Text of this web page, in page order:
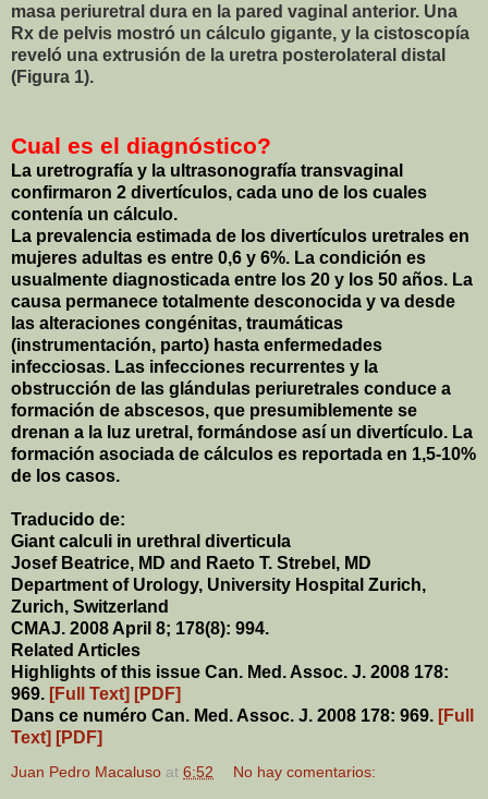
masa periuretral dura en la pared vaginal anterior. Una
Rx de pelvis mostró un cálculo gigante, y la cistoscopía
reveló una extrusión de la uretra posterolateral distal
(Figura 1).
Cual es el diagnóstico?
La uretrografía y la ultrasonografía transvaginal
confirmaron 2 divertículos, cada uno de los cuales
contenía un cálculo.
La prevalencia estimada de los divertículos uretrales en
mujeres adultas es entre 0,6 y 6%. La condición es
usualmente diagnosticada entre los 20 y los 50 años. La
causa permanece totalmente desconocida y va desde
las alteraciones congénitas, traumáticas
(instrumentación, parto) hasta enfermedades
infecciosas. Las infecciones recurrentes y la
obstrucción de las glándulas periuretrales conduce a
formación de abscesos, que presumiblemente se
drenan a la luz uretral, formándose así un divertículo. La
formación asociada de cálculos es reportada en 1,5-10%
de los casos.
Traducido de:
Giant calculi in urethral diverticula
Josef Beatrice, MD and Raeto T. Strebel, MD
Department of Urology, University Hospital Zurich,
Zurich, Switzerland
CMAJ. 2008 April 8; 178(8): 994.
Related Articles
Highlights of this issue Can. Med. Assoc. J. 2008 178:
969. [Full Text] [PDF]
Dans ce numéro Can. Med. Assoc. J. 2008 178: 969. [Full
Text] [PDF]
Juan Pedro Macaluso at 6:52 No hay comentarios: